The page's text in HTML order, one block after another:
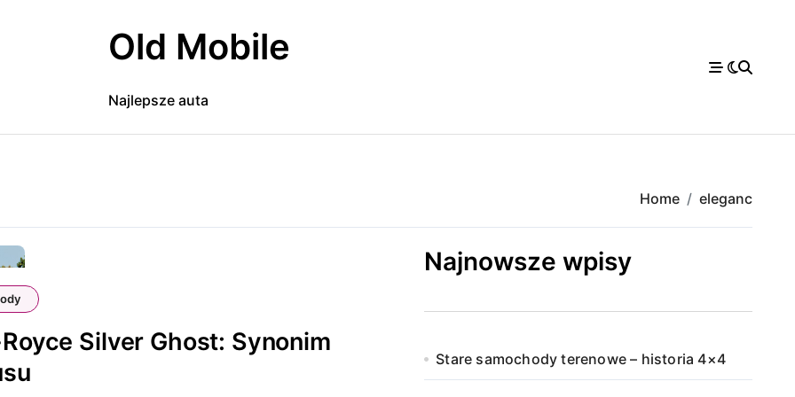
Old Mobile
Najlepsze auta
Home eleganc
Silver Ghost: Synonim
Najnowsze wpisy
Stare samochody terenowe – historia 4×4